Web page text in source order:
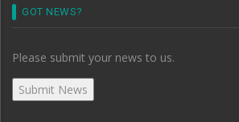
GOT NEWS?
Please submit your news to us.